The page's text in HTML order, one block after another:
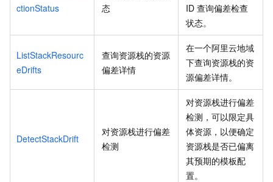
ctionStatus
态
ID 查询偏差检查
状态。
ListStackResourc
eDrifts
查询资源栈的资源
偏差详情
在一个阿里云地域
下查询资源栈的资
源偏差详情。
DetectStackDrift
对资源栈进行偏差
检测
对资源栈进行偏差
检测，可以限定具
体资源，以便确定
资源栈是否已偏离
其预期的模板配
置。